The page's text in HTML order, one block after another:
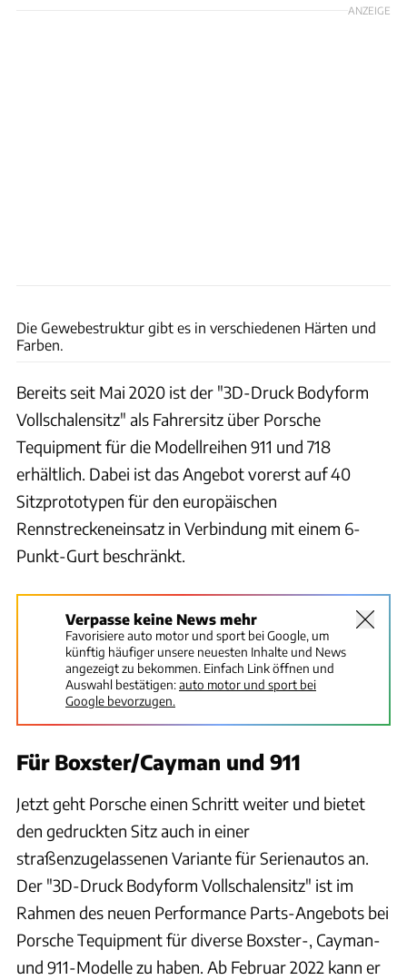
ANZEIGE
Die Gewebestruktur gibt es in verschiedenen Härten und
Farben.
Bereits seit Mai 2020 ist der "3D-Druck Bodyform
Vollschalensitz" als Fahrersitz über Porsche
Tequipment für die Modellreihen 911 und 718
erhältlich. Dabei ist das Angebot vorerst auf 40
Sitzprototypen für den europäischen
Rennstreckeneinsatz in Verbindung mit einem 6-
Punkt-Gurt beschränkt.
Verpasse keine News mehr
Favorisiere auto motor und sport bei Google, um
künftig häufiger unsere neuesten Inhalte und News
angezeigt zu bekommen. Einfach Link öffnen und
Auswahl bestätigen:auto motor und sport bei
Google bevorzugen.
Für Boxster/Cayman und 911
Jetzt geht Porsche einen Schritt weiter und bietet
den gedruckten Sitz auch in einer
straßenzugelassenen Variante für Serienautos an.
Der "3D-Druck Bodyform Vollschalensitz" ist im
Rahmen des neuen Performance Parts-Angebots bei
Porsche Tequipment für diverse Boxster-, Cayman-
und 911-Modelle zu haben. Ab Februar 2022 kann er